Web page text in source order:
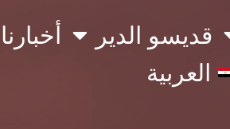
قديسو الدير
أخبارنا
العربية